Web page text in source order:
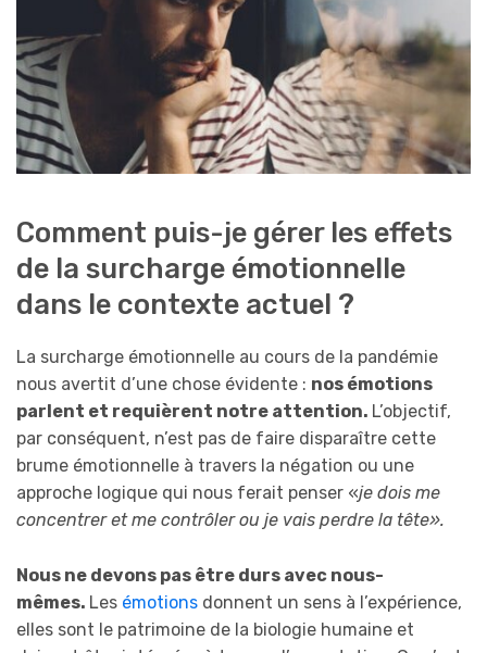
Comment puis-je gérer les effets
de la surcharge émotionnelle
dans le contexte actuel ?
La surcharge émotionnelle au cours de la pandémie
nous avertit d’une chose évidente : nos émotions
parlent et requièrent notre attention. L’objectif,
par conséquent, n’est pas de faire disparaître cette
brume émotionnelle à travers la négation ou une
approche logique qui nous ferait penser «je dois me
concentrer et me contrôler ou je vais perdre la tête».
Nous ne devons pas être durs avec nous-
mêmes. Les émotions donnent un sens à l’expérience,
elles sont le patrimoine de la biologie humaine et